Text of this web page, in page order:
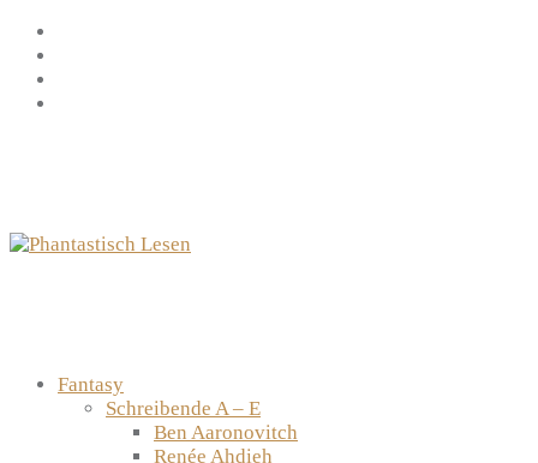
Zum
Inhalt
springen
Fantasy
Schreibende A – E
Ben Aaronovitch
Renée Ahdieh